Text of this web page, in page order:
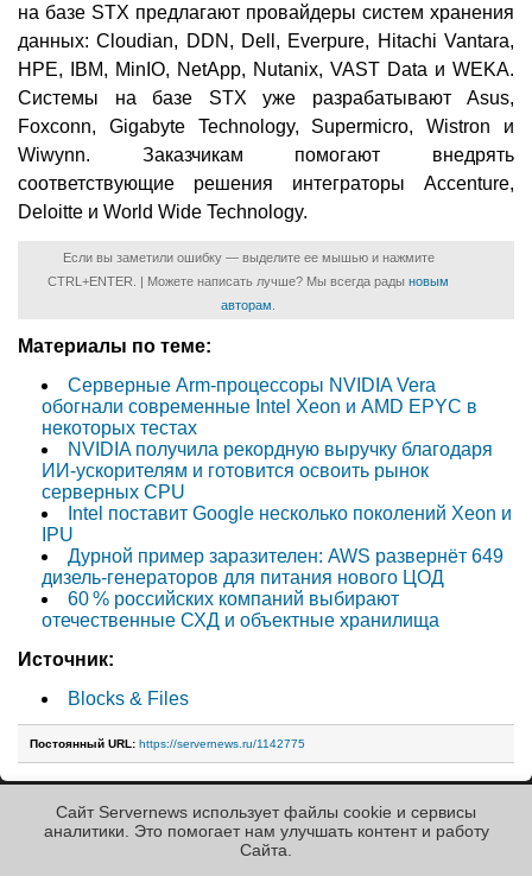
на базе STX предлагают провайдеры систем хранения
данных: Cloudian, DDN, Dell, Everpure, Hitachi Vantara,
HPE, IBM, MinIO, NetApp, Nutanix, VAST Data и WEKA.
Системы на базе STX уже разрабатывают Asus,
Foxconn, Gigabyte Technology, Supermicro, Wistron и
Wiwynn. Заказчикам помогают внедрять
соответствующие решения интеграторы Accenture,
Deloitte и World Wide Technology.
Если вы заметили ошибку — выделите ее мышью и нажмите
CTRL+ENTER. | Можете написать лучше? Мы всегда рады новым
авторам
Материалы по теме:
Серверные Arm-процессоры NVIDIA Vera
обогнали современные Intel Xeon и AMD EPYC в
некоторых тестах
NVIDIA получила рекордную выручку благодаря
ИИ-ускорителям и готовится освоить рынок
серверных CPU
Intel поставит Google несколько поколений Xeon и
IPU
Дурной пример заразителен: AWS развернёт 649
дизель-генераторов для питания нового ЦОД
60 % российских компаний выбирают
отечественные СХД и объектные хранилища
Источник:
Blocks & Files
Постоянный URL: https://servernews.ru/1142775
« Назад к ленте
Сайт Servernews использует файлы cookie и сервисы
аналитики. Это помогает нам улучшать контент и работу
Cайта.